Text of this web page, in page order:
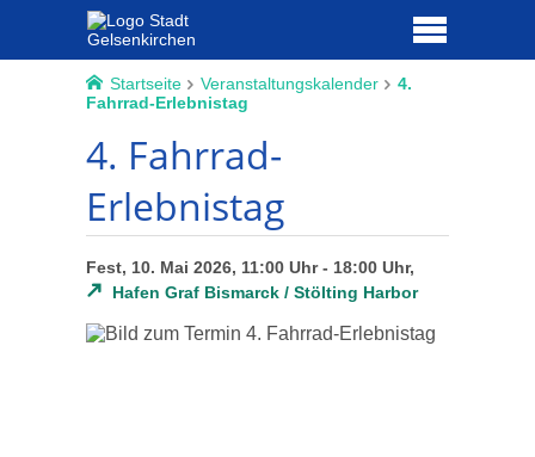
Startseite Veranstaltungskalender
4.
Fahrrad-Erlebnistag
4. Fahrrad-
Erlebnistag
Fest, 10. Mai 2026, 11:00 Uhr - 18:00 Uhr,
Hafen Graf Bismarck / Stölting Harbor